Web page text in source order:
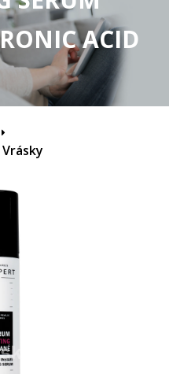
ACID
Vrásky